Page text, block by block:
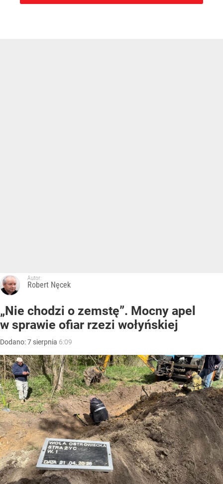
Autor:
Robert Nęcek
„Nie chodzi o zemstę”. Mocny apel
w sprawie ofiar rzezi wołyńskiej
Dodano:7 sierpnia 6:09